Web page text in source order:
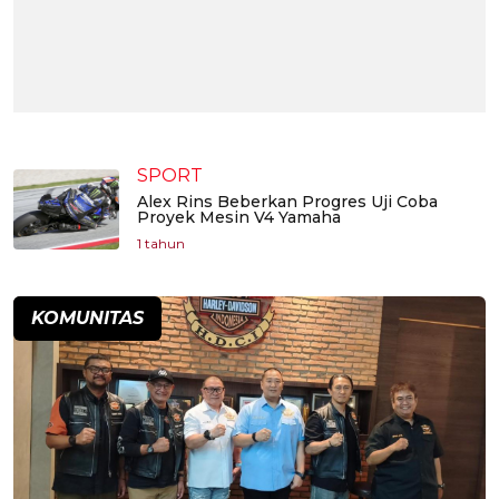
SPORT
Alex Rins Beberkan Progres Uji Coba
Proyek Mesin V4 Yamaha
1 tahun
KOMUNITAS